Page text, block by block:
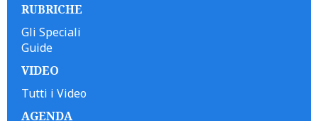
RUBRICHE
Gli Speciali
Guide
VIDEO
Tutti i Video
AGENDA